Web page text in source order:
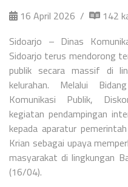
16 April 2026
142
Sidoarjo – Dinas
Sidoarjo terus mendorong
publik secara massif di
kelurahan. Melalui
Komunikasi Publik,
kegiatan pendampingan
kepada aparatur
Krian sebagai upaya
masyarakat di lingkungan
(16/04).